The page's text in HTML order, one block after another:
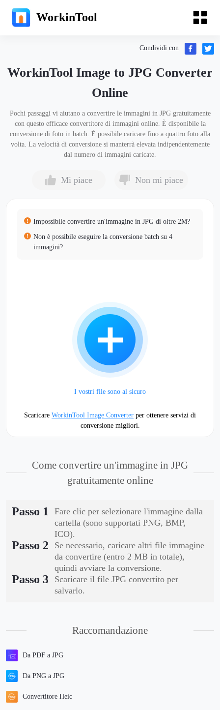
WorkinTool
Condividi con
WorkinTool Image to JPG Converter
Online
Pochi passaggi vi aiutano a convertire le immagini in JPG gratuitamente
con questo efficace convertitore di immagini online. È disponibile la
conversione di foto in batch. È possibile caricare fino a quattro foto alla
volta. La velocità di conversione si manterrà elevata indipendentemente
dal numero di immagini caricate.
Mi piace Non mi piace
Impossibile convertire un'immagine in JPG di oltre 2M?
Non è possibile eseguire la conversione batch su 4
immagini?
I vostri file sono al sicuro
Scaricare WorkinTool Image Converter per ottenere servizi di
conversione migliori.
Come convertire un'immagine in JPG
gratuitamente online
Passo 1
Fare clic per selezionare l'immagine dalla
cartella (sono supportati PNG, BMP,
ICO).
Passo 2
Se necessario, caricare altri file immagine
da convertire (entro 2 MB in totale),
quindi avviare la conversione.
Passo 3
Scaricare il file JPG convertito per
salvarlo.
Raccomandazione
Da PDF a JPG
Da PNG a JPG
Convertitore Heic